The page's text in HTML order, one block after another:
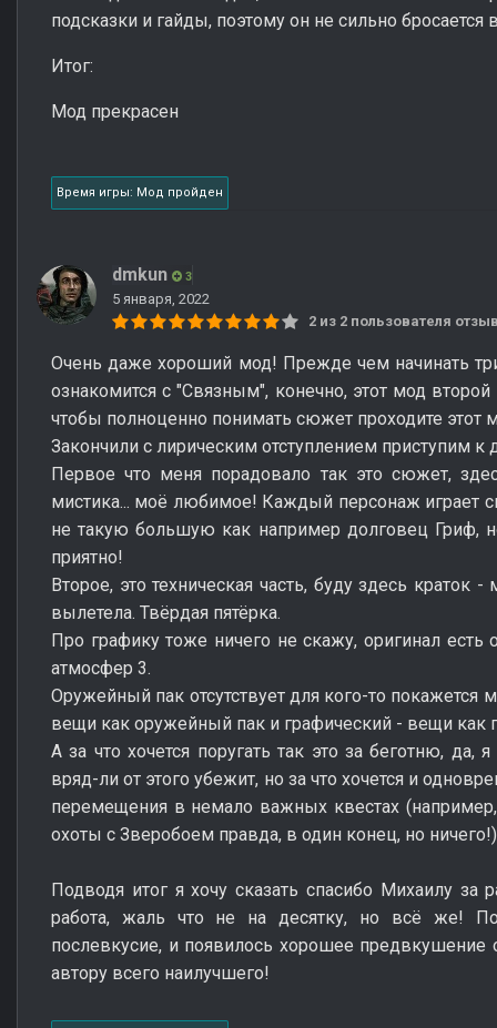
подсказки и гайды, поэтому он не сильно бросается
Итог:
Мод прекрасен
Время игры: Мод пройден
dmkun 3
5 января, 2022
2 из 2 пользователя
Очень даже хороший мод! Прежде чем начинать
ознакомится с "Связным", конечно, этот мод
чтобы полноценно понимать сюжет проходите этот
Закончили с лирическим отступлением приступим к
Первое что меня порадовало так это сюжет,
мистика... моё любимое! Каждый персонаж играет
не такую большую как например долговец Гриф,
приятно!
Второе, это техническая часть, буду здесь краток
вылетела. Твёрдая пятёрка.
Про графику тоже ничего не скажу, оригинал
атмосфер 3.
Оружейный пак отсутствует для кого-то покажется
вещи как оружейный пак и графический - вещи как
А за что хочется поругать так это за беготню, да,
вряд-ли от этого убежит, но за что хочется и
перемещения в немало важных квестах
охоты с Зверобоем правда, в один конец, но ничего!)
Подводя итог я хочу сказать спасибо Михаилу за
работа, жаль что не на десятку, но всё же!
послевкусие, и появилось хорошее
автору всего наилучшего!